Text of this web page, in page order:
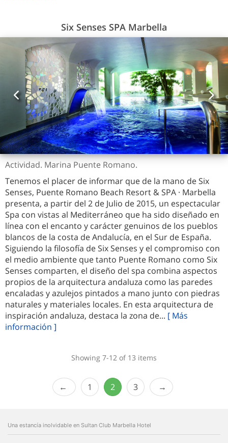
Six Senses SPA Marbella
Actividad. Marina Puente Romano.
Tenemos el placer de informar que de la mano de Six
Senses, Puente Romano Beach Resort & SPA · Marbella
presenta, a partir del 2 de Julio de 2015, un espectacular
Spa con vistas al Mediterráneo que ha sido diseñado en
línea con el encanto y carácter genuinos de los pueblos
blancos de la costa de Andalucía, en el Sur de España.
Siguiendo la filosofía de Six Senses y el compromiso con
el medio ambiente que tanto Puente Romano como Six
Senses comparten, el diseño del spa combina aspectos
propios de la arquitectura andaluza como las paredes
encaladas y azulejos pintados a mano junto con piedras
naturales y materiales locales. En esta arquitectura de
inspiración andaluza, destaca la zona de... [ Más
información ]
Showing 7-12 of 13 items
1 2 3
Una estancía inolvidable en Sultan Club Marbella Hotel